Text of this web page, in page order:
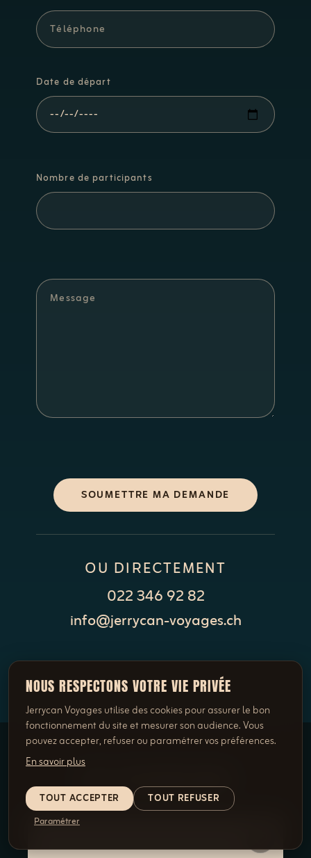
NOUS RESPECTONS VOTRE VIE PRIVÉE
Jerrycan Voyages utilise des cookies pour assurer le bon
fonctionnement du site et mesurer son audience. Vous
pouvez accepter, refuser ou paramétrer vos préférences.
En savoir plus
TOUT ACCEPTER TOUT REFUSER
Paramétrer
Date de départ
Nombre de participants
SOUMETTRE MA DEMANDE
OU DIRECTEMENT
022 346 92 82
info@jerrycan-voyages.ch
LES EXCURSIONS